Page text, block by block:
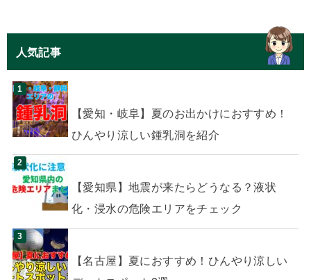
人気記事
【愛知・岐阜】夏のお出かけにおすすめ！
ひんやり涼しい鍾乳洞を紹介
【愛知県】地震が来たらどうなる？液状
化・浸水の危険エリアをチェック
【名古屋】夏におすすめ！ひんやり涼しい